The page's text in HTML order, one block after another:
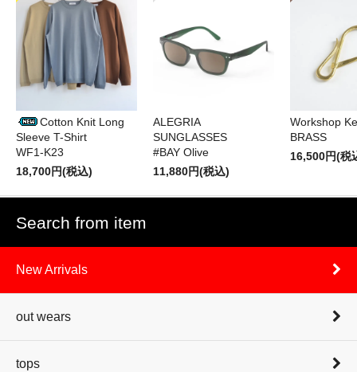
Cotton Knit Long
Sleeve T-Shirt
WF1-K23
18,700円(税込)
ALEGRIA
SUNGLASSES
#BAY Olive
11,880円(税込)
Workshop
BRASS
16,500円(税
Search from item
New Arrivals
out wears
tops